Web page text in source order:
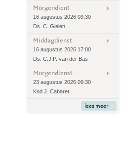
Morgendient
16 augustus 2026 09:30
Ds. C. Gielen
Middagdienst
16 augustus 2026 17:00
Ds. C.J.P. van der Bas
Morgendienst
23 augustus 2026 09:30
Knd J. Cabaret
lees meer